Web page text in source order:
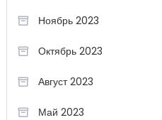
Ноябрь 2023
Октябрь 2023
Август 2023
Май 2023